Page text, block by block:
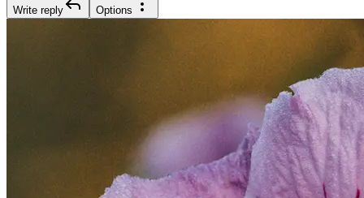
Write reply Options